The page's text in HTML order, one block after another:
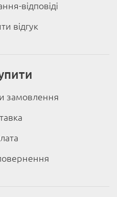
відповіді
відгук
замовлення